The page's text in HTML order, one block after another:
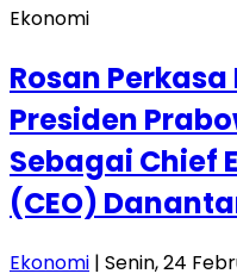
Ekonomi
Rosan
Presiden
Sebagai Chief
(CEO)
Ekonomi | Senin, 24